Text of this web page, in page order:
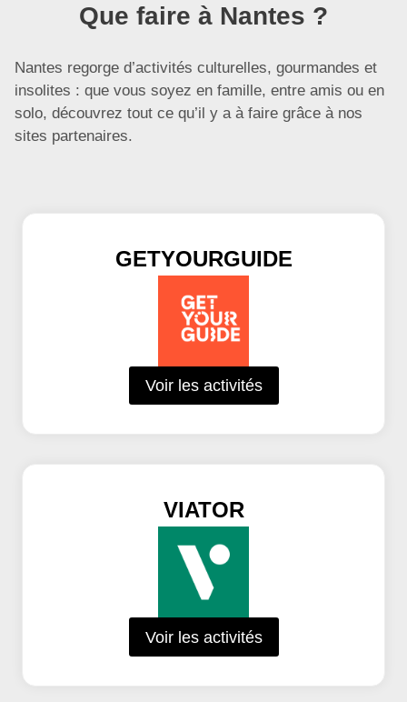
Que faire à Nantes ?
Nantes regorge d’activités culturelles, gourmandes et
insolites : que vous soyez en famille, entre amis ou en
solo, découvrez tout ce qu’il y a à faire grâce à nos
sites partenaires.
GETYOURGUIDE
Voir les activités
VIATOR
Voir les activités